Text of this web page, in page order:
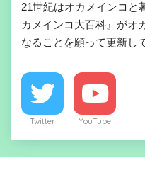
21世紀はオカメインコと
カメインコ大百科』がオ
なることを願って更新し
Twitter YouTube